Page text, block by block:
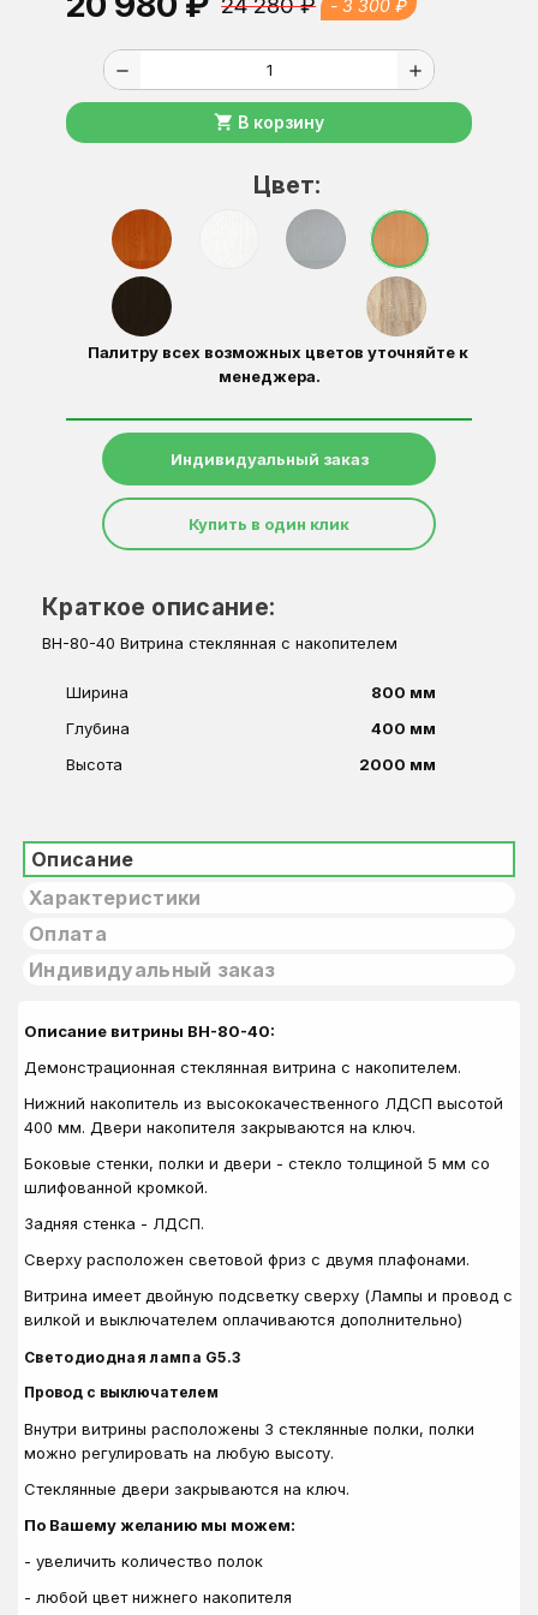
- 3 300 ₽
remove add
shopping_cart В корзину
Цвет:
Палитру всех возможных цветов уточняйте к
менеджера.
Индивидуальный заказ
Купить в один клик
Краткое описание:
ВН-80-40 Витрина стеклянная с накопителем
Ширина
800 мм
Глубина
400 мм
Высота
2000 мм
Описание
Характеристики
Оплата
Индивидуальный заказ
Описание витрины ВН-80-40:
Демонстрационная стеклянная витрина с накопителем.
Нижний накопитель из высококачественного ЛДСП высотой
400 мм. Двери накопителя закрываются на ключ.
Боковые стенки, полки и двери - стекло толщиной 5 мм со
шлифованной кромкой.
Задняя стенка - ЛДСП.
Сверху расположен световой фриз с двумя плафонами.
Витрина имеет двойную подсветку сверху (Лампы и провод с
вилкой и выключателем оплачиваются дополнительно)
Светодиодная лампа G5.3
Провод с выключателем
Внутри витрины расположены 3 стеклянные полки, полки
можно регулировать на любую высоту.
Стеклянные двери закрываются на ключ.
По Вашему желанию мы можем:
- увеличить количество полок
- любой цвет нижнего накопителя